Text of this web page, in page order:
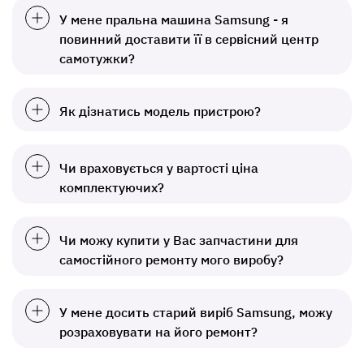
У мене пральна машина Samsung - я
повинний доставити її в сервісний центр
самотужки?
Як дізнатись модель пристрою?
Чи враховується у вартості ціна
комплектуючих?
Чи можу купити у Вас запчастини для
самостійного ремонту мого виробу?
У мене досить старий виріб Samsung, можу
розраховувати на його ремонт?